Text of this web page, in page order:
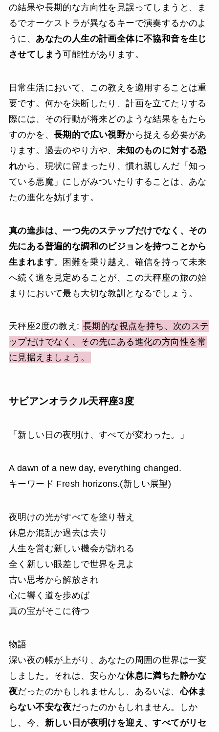
の結果や長期的な方向性を見誤ってしまうと、ま
るでオーケストラが異なるキーで演奏するかのよ
うに、 あなたの人生の計画全体に不協和音を生じ
させてしまう可能性があります。
日常生活において、この教えを適用することは重
要です。何かを決断したり、計画を立てたりする
際には、その行動が将来どのような結果をもたら
すのかを、 長期的で広い視野から捉える必要があ
ります。過去のやり方や、 未知のものに対する恐
れから、現状に留まったり、慣れ親しんだ「知っ
ている悪魔」にしがみついたりすることは、あな
たの進化を妨げます。
真の進歩は、一つ先のステップだけでなく、その
先にある普遍的な調和のビジョンを持つことから
生まれます。困難を乗り越え、確信を持って未来
へ続く道を見定めることが、この天秤座の旅の始
まりにおいて最も大切な教訓となるでしょう。
天秤座2度の教え: 長期的な視点を持ち、次のステ
ップだけでなく、その先にある進化の方向性を常
に見据えましょう。
サビアンオラクル天秤座3度
「新しい日の夜明け、すべてが変わった。」
A dawn of a new day, everything changed.
キーワード Fresh horizons.(新しい展望)
夜明けの光がすべてを塗り替え
休息か混乱か過去は去り
人生を営む新しい機会が訪れる
全く新しい眼差しで世界を見よ
古い思考から解放され
心に響く道を歩めば
真の宝がそこに待つ
物語
深い夜の帳が上がり、あなたの周囲の世界は一変
しました。それは、安らかな休息に満ちた静かな
夜だったのかもしれませんし、あるいは、心休ま
らない不安な夜だったのかもしれません。しか
し、今、 新しい日が夜明けを迎え、すべてがリセ